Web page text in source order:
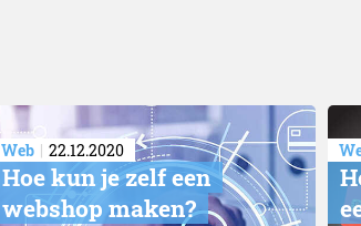
Web 22.12.2020
​Hoe kun je zelf een
webshop maken?